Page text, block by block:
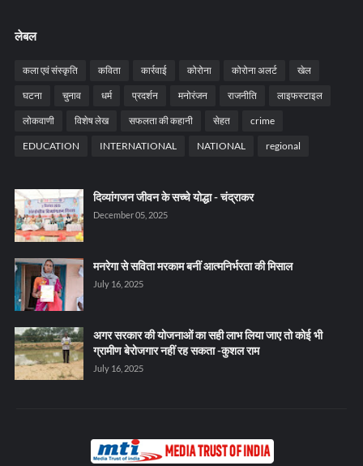
लेबल
कला एवं संस्कृति कविता कार्रवाई कोरोना कोरोना अलर्ट खेल
घटना चुनाव धर्म प्रदर्शन मनोरंजन राजनीति लाइफस्टाइल
लोकवाणी विशेष लेख सफलता की कहानी सेहत crime
EDUCATION INTERNATIONAL NATIONAL regional
दिव्यांगजन जीवन के सच्चे योद्धा - चंद्राकर
December 05, 2025
मनरेगा से सविता मरकाम बनीं आत्मनिर्भरता की मिसाल
July 16, 2025
अगर सरकार की योजनाओं का सही लाभ लिया जाए तो कोई भी
ग्रामीण बेरोजगार नहीं रह सकता -कुशल राम
July 16, 2025